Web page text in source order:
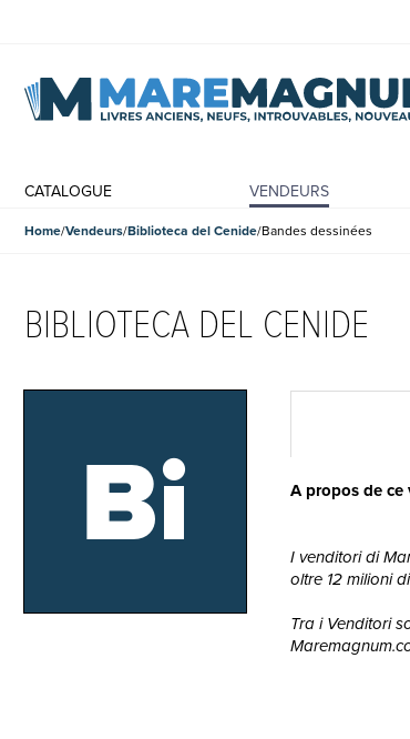
CATALOGUE VENDEURS
Home Vendeurs Biblioteca del Cenide Bandes dessinées
BIBLIOTECA DEL CENIDE
Bi A propos de ce
I venditori di
oltre 12 milioni
Tra i Venditori